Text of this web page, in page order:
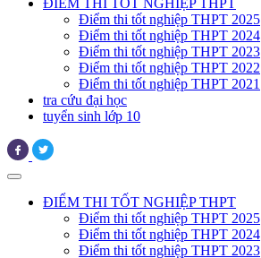
Điểm thi tốt nghiệp THPT 2025
Điểm thi tốt nghiệp THPT 2024
Điểm thi tốt nghiệp THPT 2023
Điểm thi tốt nghiệp THPT 2022
Điểm thi tốt nghiệp THPT 2021
tra cứu đại học
tuyển sinh lớp 10
ĐIỂM THI TỐT NGHIỆP THPT
Điểm thi tốt nghiệp THPT 2025
Điểm thi tốt nghiệp THPT 2024
Điểm thi tốt nghiệp THPT 2023